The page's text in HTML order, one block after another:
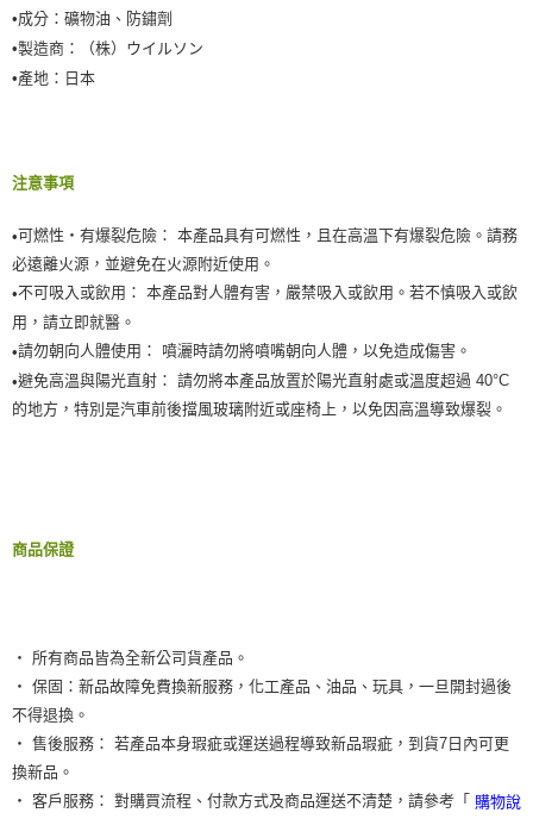
•成分：礦物油、防鏽劑
•製造商：（株）ウイルソン
•產地：日本
注意事項
•可燃性・有爆裂危險： 本產品具有可燃性，且在高溫下有爆裂危險。請務
必遠離火源，並避免在火源附近使用。
•不可吸入或飲用： 本產品對人體有害，嚴禁吸入或飲用。若不慎吸入或飲
用，請立即就醫。
•請勿朝向人體使用： 噴灑時請勿將噴嘴朝向人體，以免造成傷害。
•避免高溫與陽光直射： 請勿將本產品放置於陽光直射處或溫度超過 40°C
的地方，特別是汽車前後擋風玻璃附近或座椅上，以免因高溫導致爆裂。
商品保證
‧ 所有商品皆為全新公司貨產品。
‧ 保固：新品故障免費換新服務，化工產品、油品、玩具，一旦開封過後
不得退換。
‧ 售後服務： 若產品本身瑕疵或運送過程導致新品瑕疵，到貨7日內可更
換新品。
‧ 客戶服務： 對購買流程、付款方式及商品運送不清楚，請參考「 購物說